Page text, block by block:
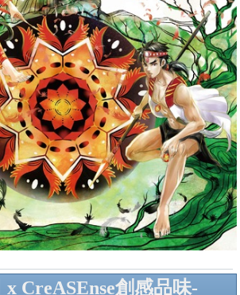
CreASEnse創感品味-